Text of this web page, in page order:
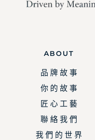
ABOUT
品 牌 故 事
你 的 故 事
匠 心 工 藝
聯 絡 我 們
我 們 的 世 界